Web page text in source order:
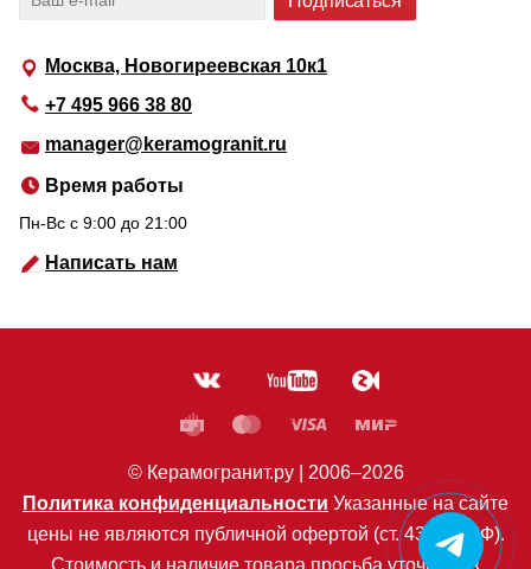
Москва, Новогиреевская 10к1
+7 495 966 38 80
manager@keramogranit.ru
Время работы
Пн-Вс c 9:00 до 21:00
Написать нам
© Керамогранит.ру | 2006–2026
Политика конфиденциальности Указанные на сайте
цены не являются публичной офертой (ст. 435 ГК РФ).
Стоимость и наличие товара просьба уточнять в